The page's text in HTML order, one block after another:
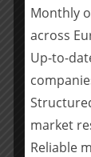
M&A-
Der
die
Office-
Reports
Monthly
across
Up-to-
market
Reliable